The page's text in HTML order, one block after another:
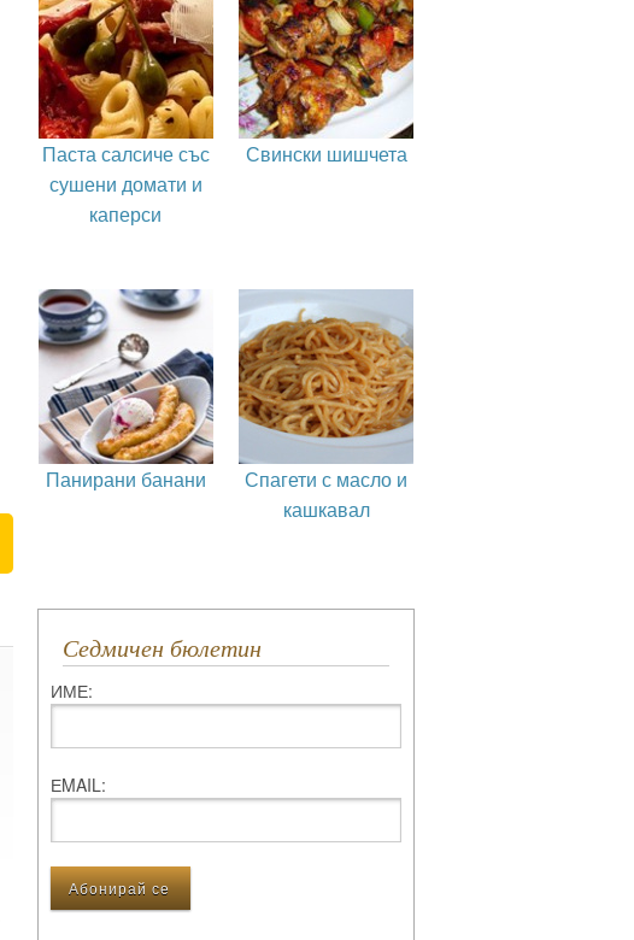
Паста салсиче със
сушени домати и
каперси
Свински шишчета
Панирани банани
Спагети с масло и
кашкавал
Седмичен бюлетин
ИМЕ:
ЕMAIL: